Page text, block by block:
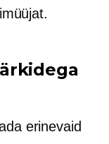
erinevaid